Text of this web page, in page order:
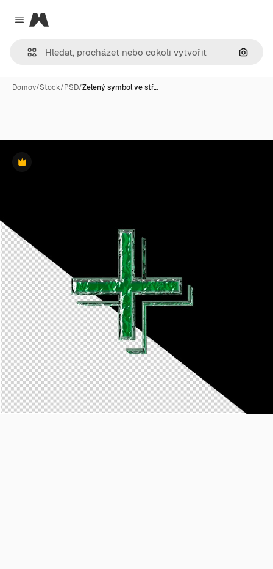
Close menu
Magnific
Hledat
Domov/Stock/PSD/Zelený symbol ve stř…
Premium